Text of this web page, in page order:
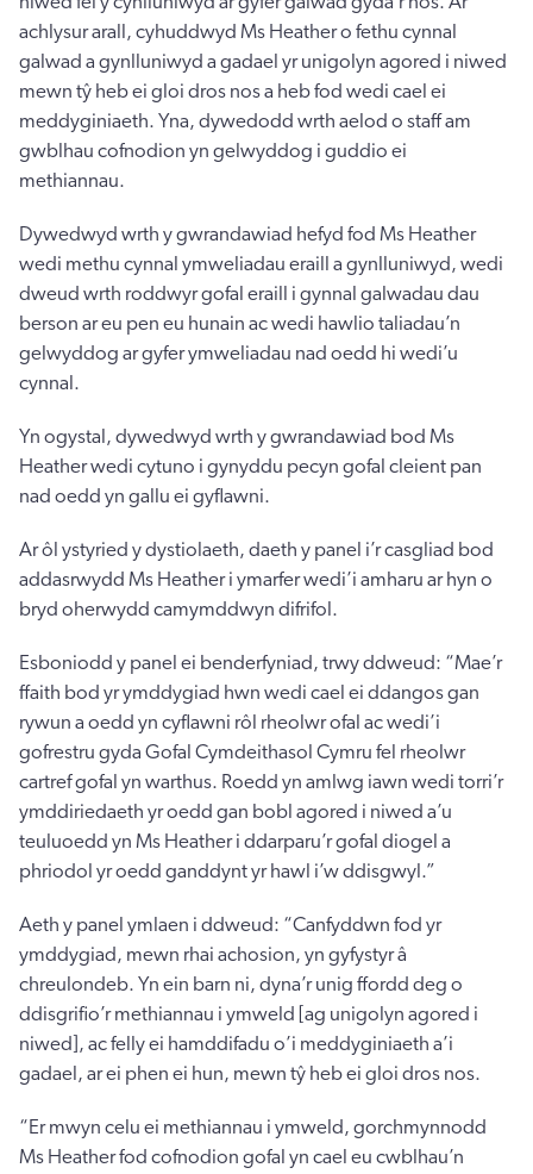
achlysur arall, cyhuddwyd Ms Heather o fethu cynnal
galwad a gynlluniwyd a gadael yr unigolyn agored i niwed
mewn tŷ heb ei gloi dros nos a heb fod wedi cael ei
meddyginiaeth. Yna, dywedodd wrth aelod o staff am
gwblhau cofnodion yn gelwyddog i guddio ei
methiannau.
Dywedwyd wrth y gwrandawiad hefyd fod Ms Heather
wedi methu cynnal ymweliadau eraill a gynlluniwyd, wedi
dweud wrth roddwyr gofal eraill i gynnal galwadau dau
berson ar eu pen eu hunain ac wedi hawlio taliadau’n
gelwyddog ar gyfer ymweliadau nad oedd hi wedi’u
cynnal.
Yn ogystal, dywedwyd wrth y gwrandawiad bod Ms
Heather wedi cytuno i gynyddu pecyn gofal cleient pan
nad oedd yn gallu ei gyflawni.
Ar ôl ystyried y dystiolaeth, daeth y panel i’r casgliad bod
addasrwydd Ms Heather i ymarfer wedi’i amharu ar hyn o
bryd oherwydd camymddwyn difrifol.
Esboniodd y panel ei benderfyniad, trwy ddweud: “Mae’r
ffaith bod yr ymddygiad hwn wedi cael ei ddangos gan
rywun a oedd yn cyflawni rôl rheolwr ofal ac wedi’i
gofrestru gyda Gofal Cymdeithasol Cymru fel rheolwr
cartref gofal yn warthus. Roedd yn amlwg iawn wedi torri’r
ymddiriedaeth yr oedd gan bobl agored i niwed a’u
teuluoedd yn Ms Heather i ddarparu’r gofal diogel a
phriodol yr oedd ganddynt yr hawl i’w ddisgwyl.”
Aeth y panel ymlaen i ddweud: “Canfyddwn fod yr
ymddygiad, mewn rhai achosion, yn gyfystyr â
chreulondeb. Yn ein barn ni, dyna’r unig ffordd deg o
ddisgrifio’r methiannau i ymweld [ag unigolyn agored i
niwed], ac felly ei hamddifadu o’i meddyginiaeth a’i
gadael, ar ei phen ei hun, mewn tŷ heb ei gloi dros nos.
“Er mwyn celu ei methiannau i ymweld, gorchmynnodd
Ms Heather fod cofnodion gofal yn cael eu cwblhau’n